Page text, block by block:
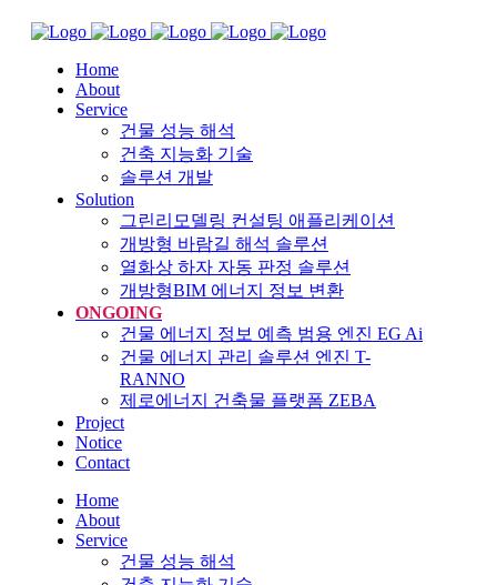
Home
About
Service
건물 성능 해석
건축 지능화 기술
솔루션 개발
Solution
그린리모델링 컨설팅 애플리케이션
개방형 바람길 해석 솔루션
열화상 하자 자동 판정 솔루션
개방형BIM 에너지 정보 변환
ONGOING
건물 에너지 정보 예측 범용 엔진 EG Ai
건물 에너지 관리 솔루션 엔진 T-
RANNO
제로에너지 건축물 플랫폼 ZEBA
Project
Notice
Contact
Home
About
Service
건물 성능 해석